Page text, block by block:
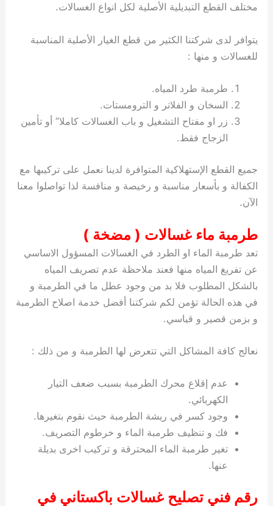
مختلف القطع التبديلية الأصلية لكل انواع الغسالات.
يتوافر لدى شركتنا الكثير من قطع الغيار الأصلية المناسبة
للغسالات و منها :
طرمبة طرد المياه.
السخان و الفلاتر و الترومستات.
زر او مفتاح التشغيل و باب الغسالات كاملا” أو تأمين
الزجاج فقط.
جميع القطع الإستهلاكية المتوافرة لدينا نعمل على تركيبها مع
الكفالة و بأسعار مناسبة و رخيصة و منافسة لذا تواصلوا معنا
الآن.
طرمبة ماء غسالات ( مضخة )
تعد طرمبة الماء او الطرد في الغسالات المسؤول الاساسي
عن تفريغ المياه منها فعند ملاحظة عدم تصريف المياه
بالشكل المطلوب فلا بد من وجود عطل ما في الطرمبة و
في هذه الحالة تؤمن لكم شركتنا أفضل خدمة اصلاح الطرمبة
و بزمن قصير و قياسي.
نعالج كافة المشاكل التي تتعرض لها الطرمبة و من ذلك :
عدم إقلاع محرك الطرمبة بسبب ضعف التيار
الكهربائي.
وجود كسر في ريشة الطرمبة حيث نقوم بتغيرها.
فك و تنظيف طرمبة الماء و خرطوم التصريف.
تغير طرمبة الماء المحترقة و تركيب اخرى بديلة
عنها.
رقم فني تصليح غسالات باكستاني في